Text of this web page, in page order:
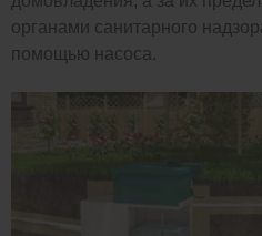
органами санитарного
помощью насоса.